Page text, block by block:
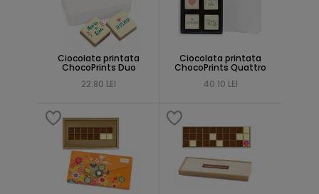
Ciocolata printata
ChocoPrints Duo
22.80 LEI
Ciocolata printata
ChocoPrints Quattro
40.10 LEI